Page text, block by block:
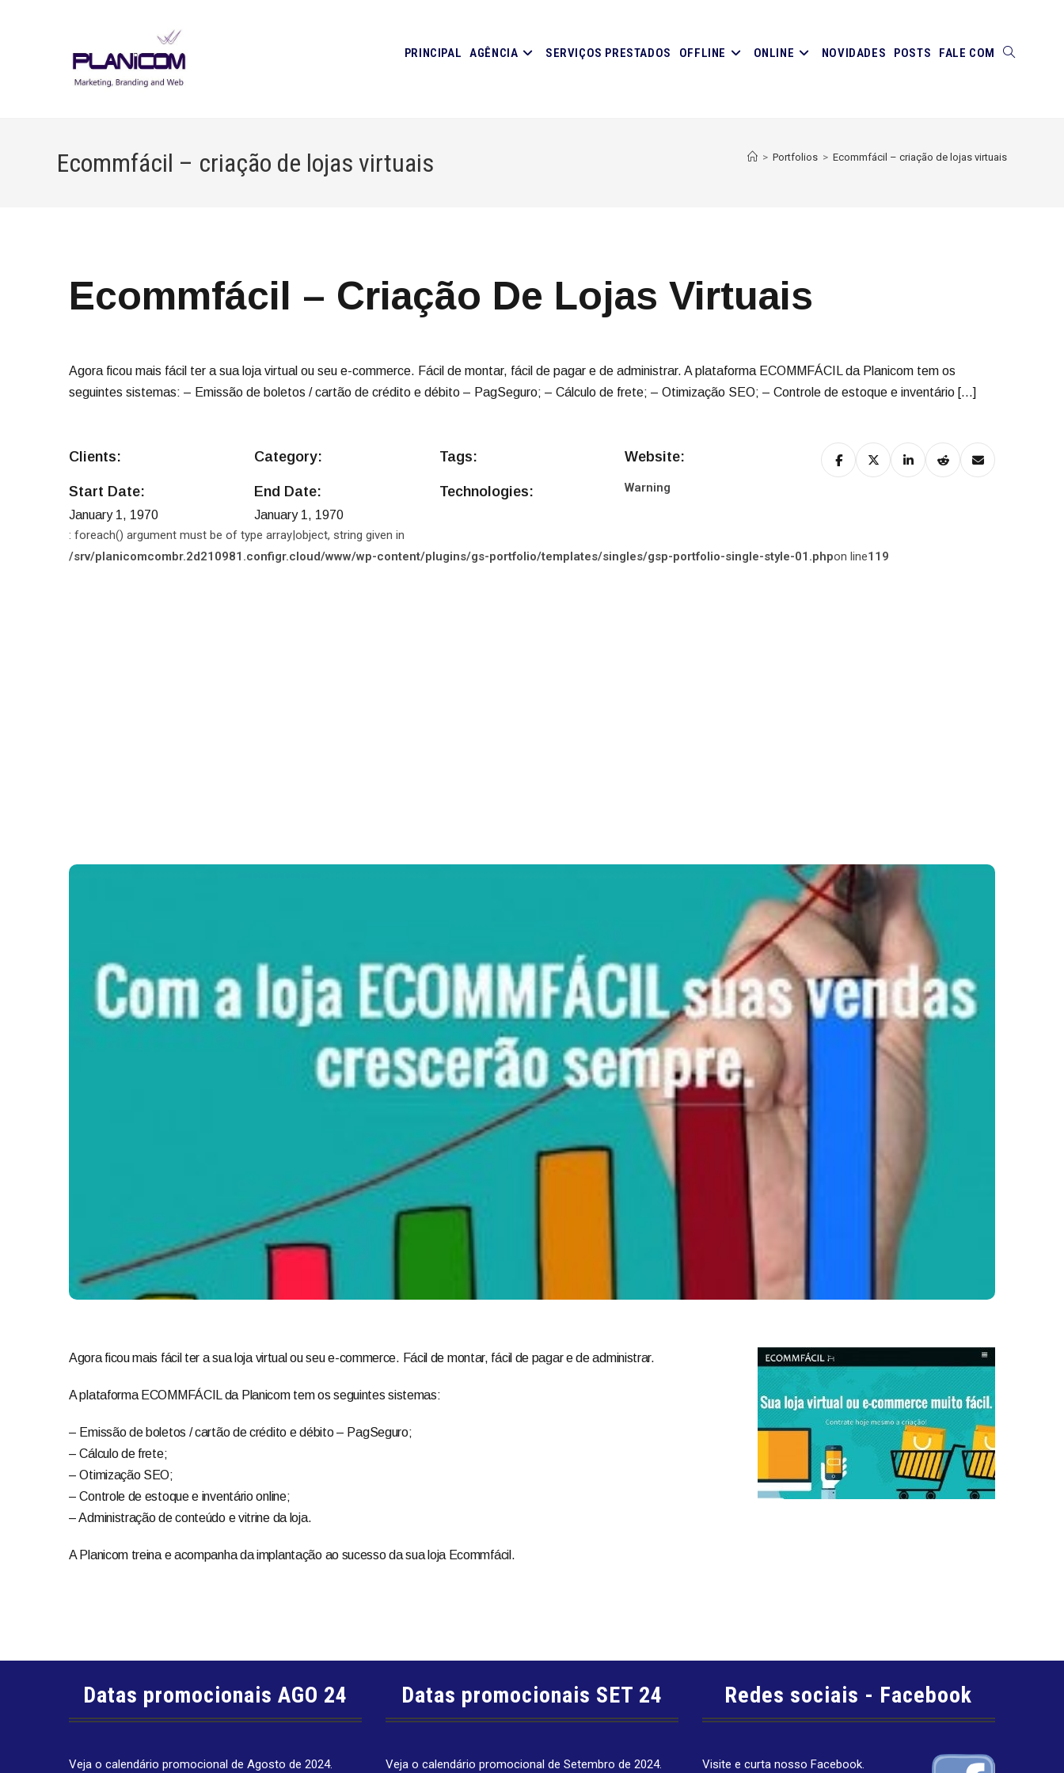
PRINCIPAL AGÊNCIA SERVIÇOS PRESTADOS OFFLINE ONLINE NOVIDADES POSTS FALE COM ALTERNAR
Ecommfácil – criação de lojas virtuais > Portfolios > Ecommfácil – criação de lojas virtuais
Ecommfácil – Criação De Lojas Virtuais
Agora ficou mais fácil ter a sua loja virtual ou seu e-commerce. Fácil de montar, fácil de pagar e de administrar. A plataforma ECOMMFÁCIL da Planicom tem os
seguintes sistemas: – Emissão de boletos / cartão de crédito e débito – PagSeguro; – Cálculo de frete; – Otimização SEO; – Controle de estoque e inventário […]
Clients: Category: Tags: Website:
Start Date:
January 1, 1970
End Date:
January 1, 1970
Technologies: Warning
: foreach() argument must be of type array|object, string given in
/srv/planicomcombr.2d210981.configr.cloud/www/wp-content/plugins/gs-portfolio/templates/singles/gsp-portfolio-single-style-01.phpon line119
Agora ficou mais fácil ter a sua loja virtual ou seu e-commerce. Fácil de montar, fácil de pagar e de administrar.
A plataforma ECOMMFÁCIL da Planicom tem os seguintes sistemas:
– Emissão de boletos / cartão de crédito e débito – PagSeguro;
– Cálculo de frete;
– Otimização SEO;
– Controle de estoque e inventário online;
– Administração de conteúdo e vitrine da loja.
A Planicom treina e acompanha da implantação ao sucesso da sua loja Ecommfácil.
Datas promocionais AGO 24
Veja o calendário promocional de Agosto de 2024.
Datas promocionais SET 24
Veja o calendário promocional de Setembro de 2024.
Redes sociais - Facebook
Visite e curta nosso Facebook.